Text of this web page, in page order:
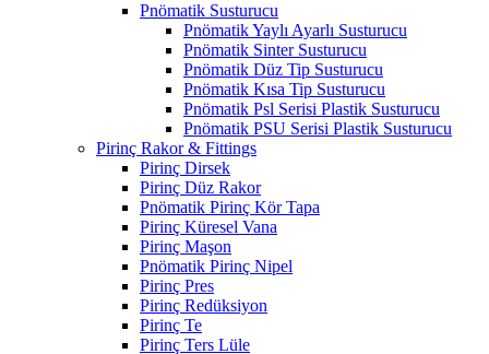
Pnömatik Susturucu
Pnömatik Yaylı Ayarlı Susturucu
Pnömatik Sinter Susturucu
Pnömatik Düz Tip Susturucu
Pnömatik Kısa Tip Susturucu
Pnömatik Psl Serisi Plastik Susturucu
Pnömatik PSU Serisi Plastik Susturucu
Pirinç Rakor & Fittings
Pirinç Dirsek
Pirinç Düz Rakor
Pnömatik Pirinç Kör Tapa
Pirinç Küresel Vana
Pirinç Maşon
Pnömatik Pirinç Nipel
Pirinç Pres
Pirinç Redüksiyon
Pirinç Te
Pirinç Ters Lüle